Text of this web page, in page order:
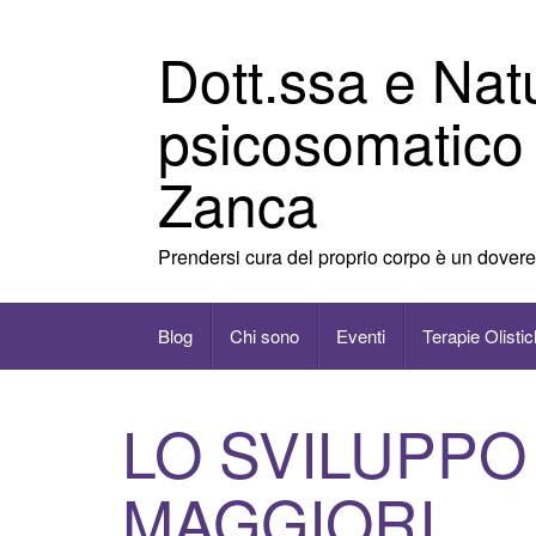
Dott.ssa e
Zanca
Prendersi cura del proprio corpo è un dovere
Blog Chi sono Eventi Terapie
LO